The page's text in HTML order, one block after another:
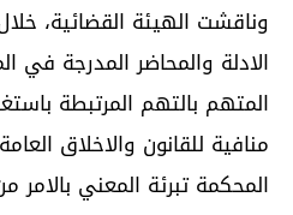
وناقشت الهيئة القضائية،
الادلة والمحاضر المدرجة في
المتهم بالتهم المرتبطة
منافية للقانون والاخلاق
المحكمة تبرئة المعني بالامر